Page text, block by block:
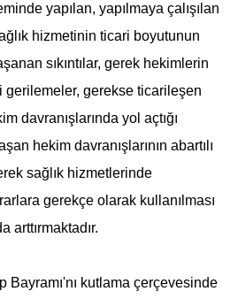
yapılan, yapılmaya çalışılan
hizmetinin ticari boyutunun
sıkıntılar, gerek hekimlerin
gerilemeler, gerekse ticarileşen
davranışlarında yol açtığı
hekim davranışlarının abartılı
sağlık hizmetlerinde
gerekçe olarak kullanılması
arttırmaktadır.
Bayramı'nı kutlama çerçevesinde